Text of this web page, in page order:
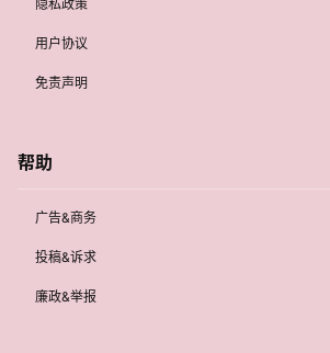
隐私政策
用户协议
免责声明
帮助
广告&商务
投稿&诉求
廉政&举报